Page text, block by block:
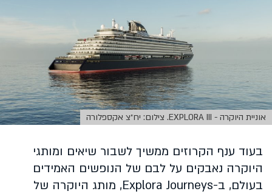
אוניית היוקרה - EXPLORA III. צילום: יח״צ אקספלורה
בעוד ענף הקרוזים ממשיך לשבור שיאים ומותגי
היוקרה נאבקים על לבם של הנופשים האמידים
בעולם, ב-Explora Journeys, מותג היוקרה של